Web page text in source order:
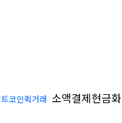
코인퀵거래 소액결제현금화